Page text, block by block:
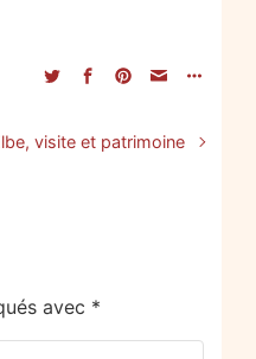
visite et patrimoine
avec *